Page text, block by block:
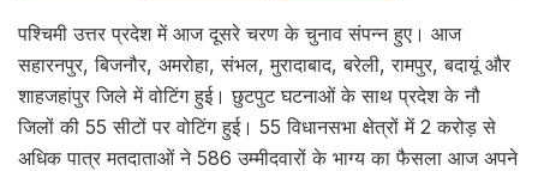
पश्चिमी उत्तर प्रदेश में आज दूसरे चरण के चुनाव संपन्न हुए। आज
सहारनपुर, बिजनौर, अमरोहा, संभल, मुरादाबाद, बरेली, रामपुर, बदायूं और
शाहजहांपुर जिले में वोटिंग हुई। छुटपुट घटनाओं के साथ प्रदेश के नौ
जिलों की 55 सीटों पर वोटिंग हुई। 55 विधानसभा क्षेत्रों में 2 करोड़ से
अधिक पात्र मतदाताओं ने 586 उम्मीदवारों के भाग्य का फैसला आज अपने